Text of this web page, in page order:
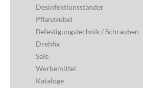
Desinfektionsständer
Pflanzkübel
Befestigungstechnik / Schrauben
Drehfix
Sale
Werbemittel
Kataloge